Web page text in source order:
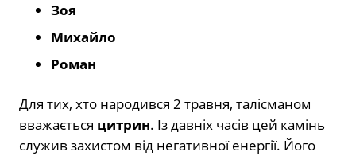
Зоя
Михайло
Роман
Для тих, хто народився 2 травня, талісманом
вважається цитрин. Із давніх часів цей камінь
служив захистом від негативної енергії. Його